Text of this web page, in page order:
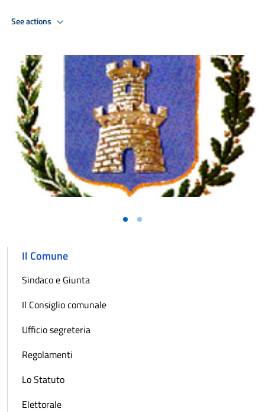
See actions
Vai alla slide 1
Vai alla slide 2
Il Comune
Sindaco e Giunta
Il Consiglio comunale
Ufficio segreteria
Regolamenti
Lo Statuto
Elettorale